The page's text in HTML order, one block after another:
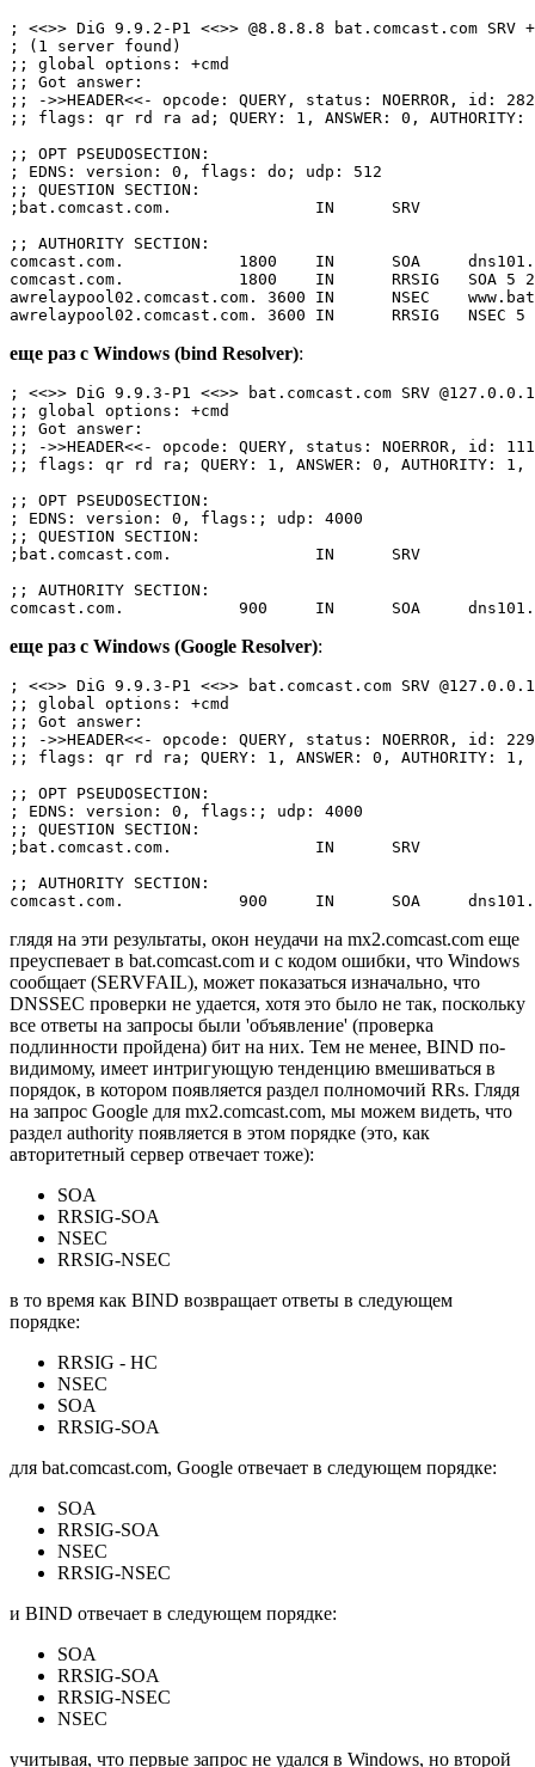
; <<>> DiG 9.9.2-P1 <<>> @8.8.8.8 bat.comcast.com SRV
; (1 server found)
;; global options: +cmd
;; Got answer:
;; ->>HEADER<<- opcode: QUERY, status: NOERROR, id:
;; flags: qr rd ra ad; QUERY: 1, ANSWER: 0, AUTHORITY:
;; OPT PSEUDOSECTION:
; EDNS: version: 0, flags: do; udp: 512
;; QUESTION SECTION:
;bat.comcast.com.               IN      SRV
;; AUTHORITY SECTION:
comcast.com.            1800    IN      SOA
comcast.com.            1800    IN      RRSIG   SOA 5 2 3600
awrelaypool02.comcast.com. 3600 IN      NSEC
еще раз с Windows (bind Resolver):
; <<>> DiG 9.9.3-P1 <<>> bat.comcast.com SRV @127.0.0.1
;; global options: +cmd
;; Got answer:
;; ->>HEADER<<- opcode: QUERY, status: NOERROR, id:
;; flags: qr rd ra; QUERY: 1, ANSWER: 0, AUTHORITY: 1,
;; OPT PSEUDOSECTION:
; EDNS: version: 0, flags:; udp: 4000
;; QUESTION SECTION:
;bat.comcast.com.               IN      SRV
;; AUTHORITY SECTION:
еще раз с Windows (Google Resolver):
; <<>> DiG 9.9.3-P1 <<>> bat.comcast.com SRV @127.0.0.1
;; global options: +cmd
;; Got answer:
;; ->>HEADER<<- opcode: QUERY, status: NOERROR, id:
;; flags: qr rd ra; QUERY: 1, ANSWER: 0, AUTHORITY: 1,
;; OPT PSEUDOSECTION:
; EDNS: version: 0, flags:; udp: 4000
;; QUESTION SECTION:
;bat.comcast.com.               IN      SRV
;; AUTHORITY SECTION:
глядя на эти результаты, окон неудачи на mx2.comcast.com еще
преуспевает в bat.comcast.com и с кодом ошибки, что Windows
сообщает (SERVFAIL), может показаться изначально, что
DNSSEC проверки не удается, хотя это было не так, поскольку
все ответы на запросы были 'объявление' (проверка
подлинности пройдена) бит на них. Тем не менее, BIND по-
видимому, имеет интригующую тенденцию вмешиваться в
порядок, в котором появляется раздел полномочий RRs. Глядя
на запрос Google для mx2.comcast.com, мы можем видеть, что
раздел authority появляется в этом порядке (это, как
авторитетный сервер отвечает тоже):
SOA
RRSIG-SOA
NSEC
RRSIG-NSEC
в то время как BIND возвращает ответы в следующем
порядке:
RRSIG - НС
NSEC
SOA
RRSIG-SOA
для bat.comcast.com, Google отвечает в следующем порядке:
SOA
RRSIG-SOA
NSEC
RRSIG-NSEC
и BIND отвечает в следующем порядке:
SOA
RRSIG-SOA
RRSIG-NSEC
NSEC
учитывая, что первые запрос не удался в Windows, но второй